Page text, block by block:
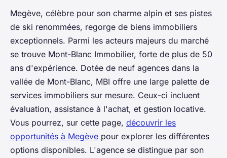
Megève, célèbre pour son charme alpin et ses pistes
de ski renommées, regorge de biens immobiliers
exceptionnels. Parmi les acteurs majeurs du marché
se trouve Mont-Blanc Immobilier, forte de plus de 50
ans d'expérience. Dotée de neuf agences dans la
vallée de Mont-Blanc, MBI offre une large palette de
services immobiliers sur mesure. Ceux-ci incluent
évaluation, assistance à l'achat, et gestion locative.
Vous pourrez, sur cette page, découvrir les
opportunités à Megève pour explorer les différentes
options disponibles. L'agence se distingue par son